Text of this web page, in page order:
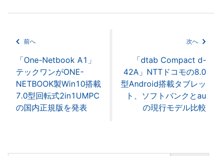
前へ
「One-Netbook A1」
テックワンがONE-
NETBOOK製Win10搭載
7.0型回転式2in1UMPC
の国内正規版を発表
次へ
「dtab Compact d-
42A」NTTドコモの8.0
型Android搭載タブレッ
ト、ソフトバンクとau
の現行モデル比較